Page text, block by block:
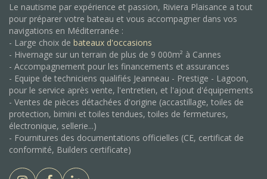
Le nautisme par expérience et passion, Riviera Plaisance a tout
pour préparer votre bateau et vous accompagner dans vos
navigations en Méditerranée :
- Large choix de bateaux d'occasions
- Hivernage sur un terrain de plus de 9 000m² à Cannes
- Accompagnement pour les financements et assurances
- Equipe de techniciens qualifiés Jeanneau - Prestige - Lagoon,
pour le service après vente, l'entretien, et l'ajout d'équipements
- Ventes de pièces détachées d'origine (accastillage, toiles de
protection, bimini et toiles tendues, toiles de fermetures,
électronique, sellerie...)
- Fournitures des documentations officielles (CE, certificat de
conformité, Builders certificate)